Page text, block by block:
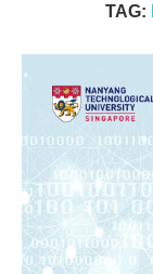
TAG: